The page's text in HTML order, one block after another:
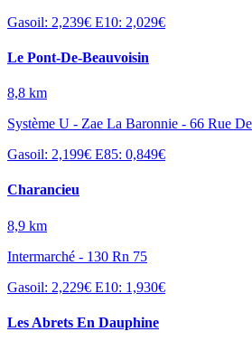
Gasoil: 2,239€ E10: 2,029€
Le Pont-De-Beauvoisin
8,8 km
Système U - Zae La Baronnie - 66 Rue
Gasoil: 2,199€ E85: 0,849€
Charancieu
8,9 km
Intermarché - 130 Rn 75
Gasoil: 2,229€ E10: 1,930€
Les Abrets En Dauphine